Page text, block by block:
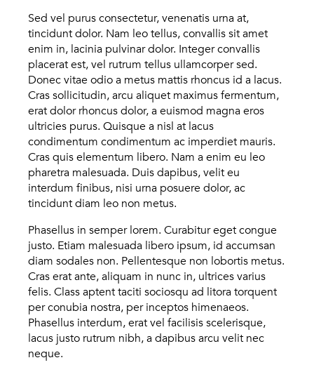
Sed vel purus consectetur, venenatis urna at,
tincidunt dolor. Nam leo tellus, convallis sit amet
enim in, lacinia pulvinar dolor. Integer convallis
placerat est, vel rutrum tellus ullamcorper sed.
Donec vitae odio a metus mattis rhoncus id a lacus.
Cras sollicitudin, arcu aliquet maximus fermentum,
erat dolor rhoncus dolor, a euismod magna eros
ultricies purus. Quisque a nisl at lacus
condimentum condimentum ac imperdiet mauris.
Cras quis elementum libero. Nam a enim eu leo
pharetra malesuada. Duis dapibus, velit eu
interdum finibus, nisi urna posuere dolor, ac
tincidunt diam leo non metus.
Phasellus in semper lorem. Curabitur eget congue
justo. Etiam malesuada libero ipsum, id accumsan
diam sodales non. Pellentesque non lobortis metus.
Cras erat ante, aliquam in nunc in, ultrices varius
felis. Class aptent taciti sociosqu ad litora torquent
per conubia nostra, per inceptos himenaeos.
Phasellus interdum, erat vel facilisis scelerisque,
lacus justo rutrum nibh, a dapibus arcu velit nec
neque.